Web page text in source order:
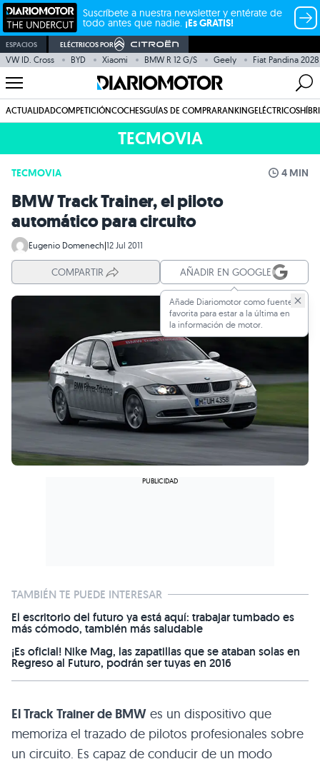
Suscríbete a nuestra newsletter y entérate de
todo antes que nadie. ¡Es GRATIS!
ESPACIOS ELÉCTRICOS POR
VW ID. Cross BYD Xiaomi BMW R 12 G/S Geely Fiat Pandina 2028
ACTUALIDADCOMPETICIÓNCOCHESGUÍAS DE COMPRARANKINGELÉCTRICOS
TECMOVIA
TECMOVIA 4 MIN
BMW Track Trainer, el piloto
automático para circuito
Eugenio Domenech|12 Jul 2011
COMPARTIR AÑADIR EN GOOGLE
Añade Diariomotor como fuente
favorita para estar a la última en
la información de motor.
TAMBIÉN TE PUEDE INTERESAR
El escritorio del futuro ya está aquí: trabajar tumbado es
más cómodo, también más saludable
¡Es oficial! Nike Mag, las zapatillas que se ataban solas en
Regreso al Futuro, podrán ser tuyas en 2016
El Track Trainer de BMW es un dispositivo que
memoriza el trazado de pilotos profesionales sobre
un circuito. Es capaz de conducir de un modo